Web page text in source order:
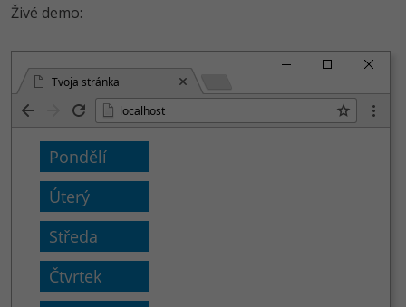
Živé demo:
Tvoja stránka
localhost